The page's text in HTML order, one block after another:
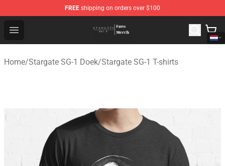
FREE shipping on orders over $100
Open menu
Stargate SG-1 Store - Official Stargate SG-1
Home/Stargate SG-1 Doek/Stargate SG-1 T-shirts